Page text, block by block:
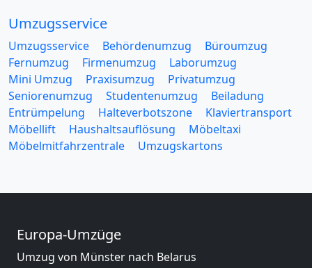
Umzugsservice
Umzugsservice Behördenumzug
Büroumzug
Fernumzug
Firmenumzug
Laborumzug
Mini Umzug
Praxisumzug
Privatumzug
Seniorenumzug
Studentenumzug
Beiladung
Entrümpelung
Halteverbotszone
Klaviertransport
Möbellift
Haushaltsauflösung
Möbeltaxi
Möbelmitfahrzentrale
Umzugskartons
Europa-Umzüge
Umzug von Münster nach Belarus